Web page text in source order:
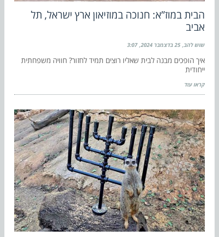
הבית במוז”א: חנוכה במוזיאון ארץ ישראל, תל
אביב
שוש להב 25 בדצמבר 2024 3:07
איך הופכים מבנה לבית שאליו רוצים תמיד לחזור? חוויה משפחתית
ייחודית
קראו עוד